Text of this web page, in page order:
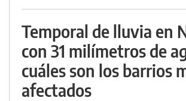
Temporal de lluvia en
con 31 milímetros de
cuáles son los barrios
afectados